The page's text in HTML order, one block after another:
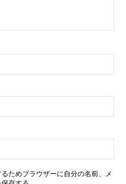
ためブラウザーに自分の名前、メ